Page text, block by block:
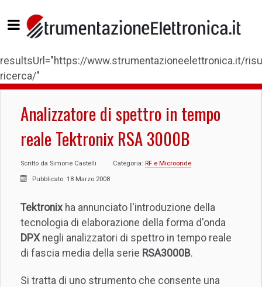
resultsUrl="https://www.strumentazioneelettronica.it/
ricerca/"
Analizzatore di spettro in tempo
reale Tektronix RSA 3000B
Scritto da Simone Castelli Categoria: RF e Microonde
Pubblicato: 18 Marzo 2008
Tektronix ha annunciato l'introduzione della
tecnologia di elaborazione della forma d'onda
DPXnegli analizzatori di spettro in tempo reale
di fascia media della serie RSA3000B.
Si tratta di uno strumento che consente una